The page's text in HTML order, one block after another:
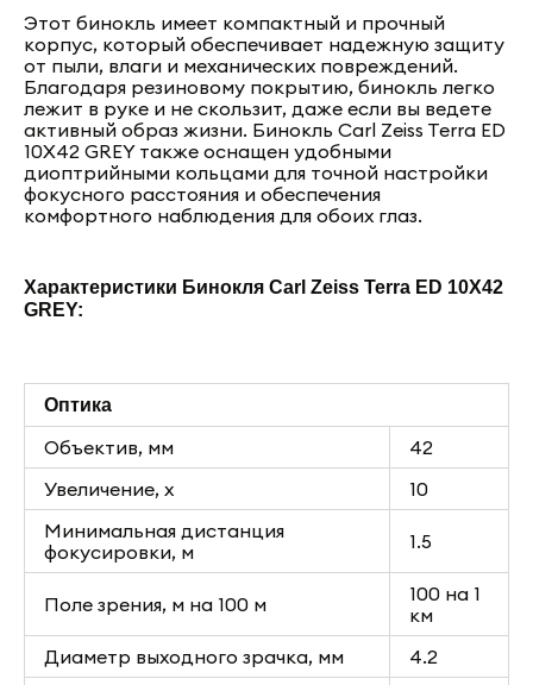
Этот бинокль имеет компактный и прочный
корпус, который обеспечивает надежную защиту
от пыли, влаги и механических повреждений.
Благодаря резиновому покрытию, бинокль легко
лежит в руке и не скользит, даже если вы ведете
активный образ жизни. Бинокль Carl Zeiss Terra ED
10Х42 GREY также оснащен удобными
диоптрийными кольцами для точной настройки
фокусного расстояния и обеспечения
комфортного наблюдения для обоих глаз.
Характеристики Бинокля Carl Zeiss Terra ED 10Х42
GREY:
Оптика
Объектив, мм
42
Увеличение, х
10
Минимальная дистанция
фокусировки, м
1.5
Поле зрения, м на 100 м
100 на 1
км
Диаметр выходного зрачка, мм
4.2